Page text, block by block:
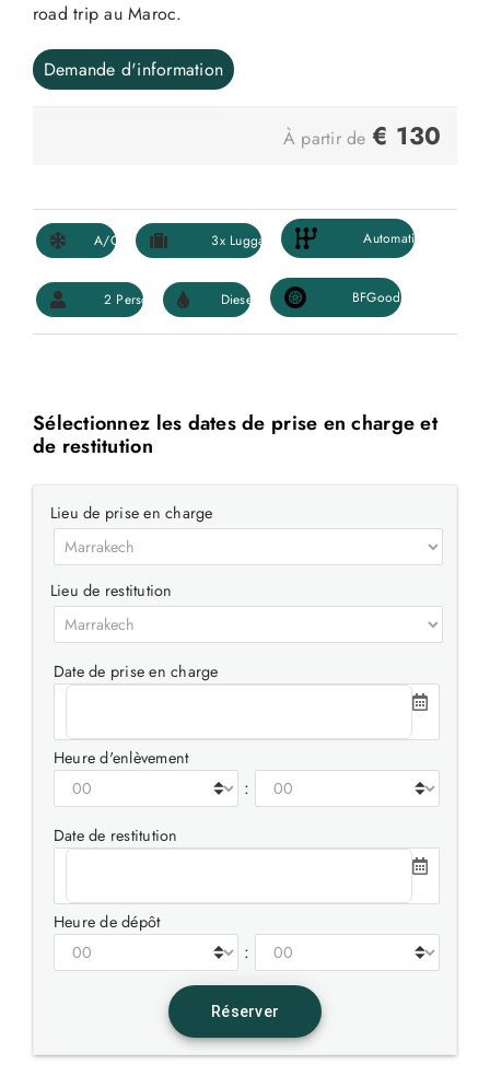
road trip au Maroc.
Demande d'information
À partir de € 130
Sélectionnez les dates de prise en charge et
de restitution
Lieu de prise en charge
Lieu de restitution
Date de prise en charge
Heure d'enlèvement
:
Date de restitution
Heure de dépôt
: